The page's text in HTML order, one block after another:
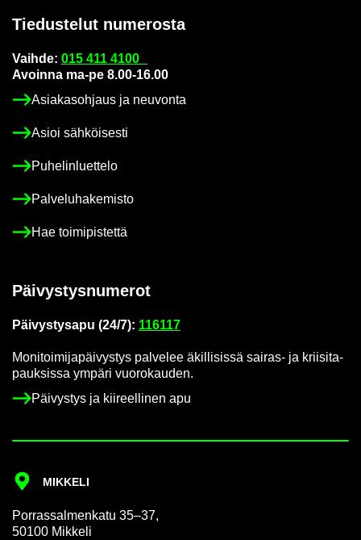
Tie­dus­te­lut nu­me­ros­ta
Vaih­de: 015 411 4100
Avoin­na ma-pe 8.00-16.00
Asia­kas­oh­jaus ja neu­von­ta
Asioi säh­köi­ses­ti
Pu­he­lin­luet­te­lo
Pal­ve­lu­ha­ke­mis­to
Hae toi­mi­pis­tet­tä
Päi­vys­tys­nu­me­rot
Päi­vys­tys­a­pu (24/7): 116117
Mo­ni­toi­mi­ja­päi­vys­tys pal­ve­lee äkil­li­sis­sä sairas-​ ja krii­si­ta­
pauk­sis­sa ym­pä­ri vuo­ro­kau­den.
Päi­vys­tys ja kii­reel­li­nen apu
MIK­KE­LI
Por­ras­sal­men­ka­tu 35–37,
50100 Mik­ke­li